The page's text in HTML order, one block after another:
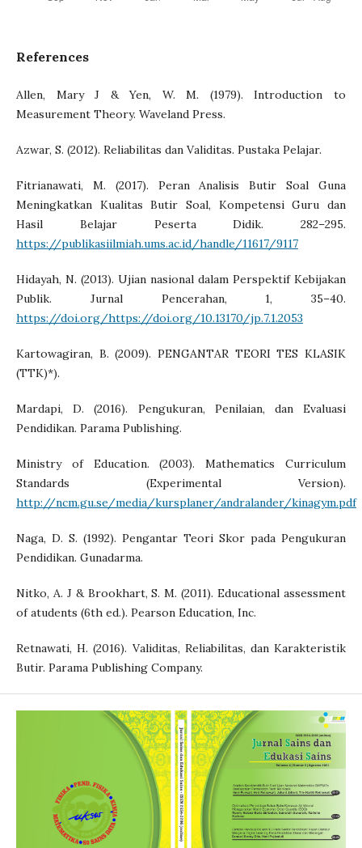
References
Allen, Mary J & Yen, W. M. (1979). Introduction to
Measurement Theory. Waveland Press.
Azwar, S. (2012). Reliabilitas dan Validitas. Pustaka Pelajar.
Fitrianawati, M. (2017). Peran Analisis Butir Soal Guna
Meningkatkan Kualitas Butir Soal, Kompetensi Guru dan
Hasil Belajar Peserta Didik. 282–295.
https://publikasiilmiah.ums.ac.id/handle/11617/9117
Hidayah, N. (2013). Ujian nasional dalam Perspektif Kebijakan
Publik. Jurnal Pencerahan, 1, 35–40.
https://doi.org/https://doi.org/10.13170/jp.7.1.2053
Kartowagiran, B. (2009). PENGANTAR TEORI TES KLASIK
(TTK)*).
Mardapi, D. (2016). Pengukuran, Penilaian, dan Evaluasi
Pendidikan. Parama Publishing.
Ministry of Education. (2003). Mathematics Curriculum
Standards (Experimental Version).
http://ncm.gu.se/media/kursplaner/andralander/kinagym.pdf
Naga, D. S. (1992). Pengantar Teori Skor pada Pengukuran
Pendidikan. Gunadarma.
Nitko, A. J & Brookhart, S. M. (2011). Educational assessment
of atudents (6th ed.). Pearson Education, Inc.
Retnawati, H. (2016). Validitas, Reliabilitas, dan Karakteristik
Butir. Parama Publishing Company.